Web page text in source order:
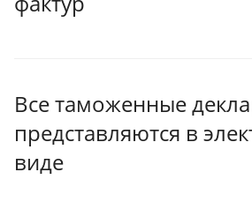
Все таможенные
представляются в
виде